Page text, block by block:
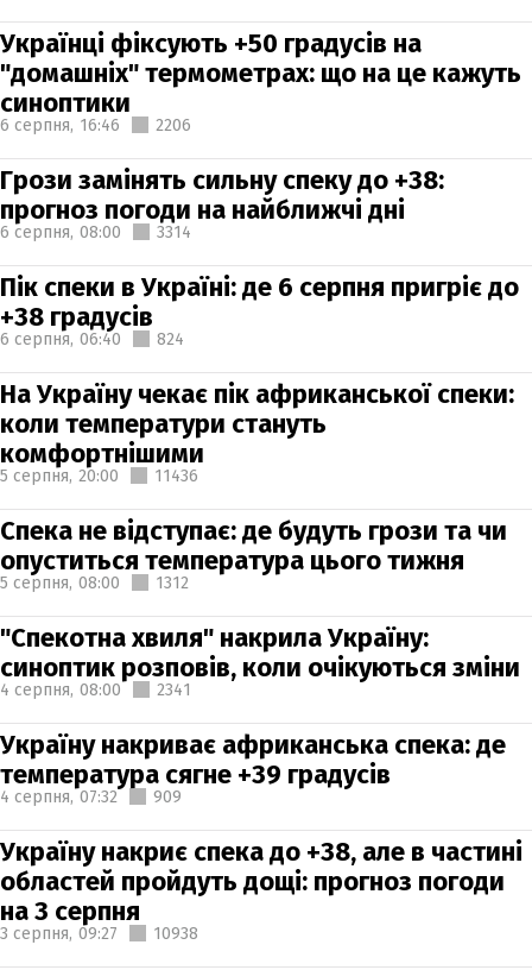
Українці фіксують +50 градусів на
"домашніх" термометрах: що на це кажуть
синоптики
6 серпня, 16:46 2206
Грози замінять сильну спеку до +38:
прогноз погоди на найближчі дні
6 серпня, 08:00 3314
Пік спеки в Україні: де 6 серпня пригріє до
+38 градусів
6 серпня, 06:40 824
На Україну чекає пік африканської спеки:
коли температури стануть
комфортнішими
5 серпня, 20:00 11436
Спека не відступає: де будуть грози та чи
опуститься температура цього тижня
5 серпня, 08:00 1312
"Спекотна хвиля" накрила Україну:
синоптик розповів, коли очікуються зміни
4 серпня, 08:00 2341
Україну накриває африканська спека: де
температура сягне +39 градусів
4 серпня, 07:32 909
Україну накриє спека до +38, але в частині
областей пройдуть дощі: прогноз погоди
на 3 серпня
3 серпня, 09:27 10938